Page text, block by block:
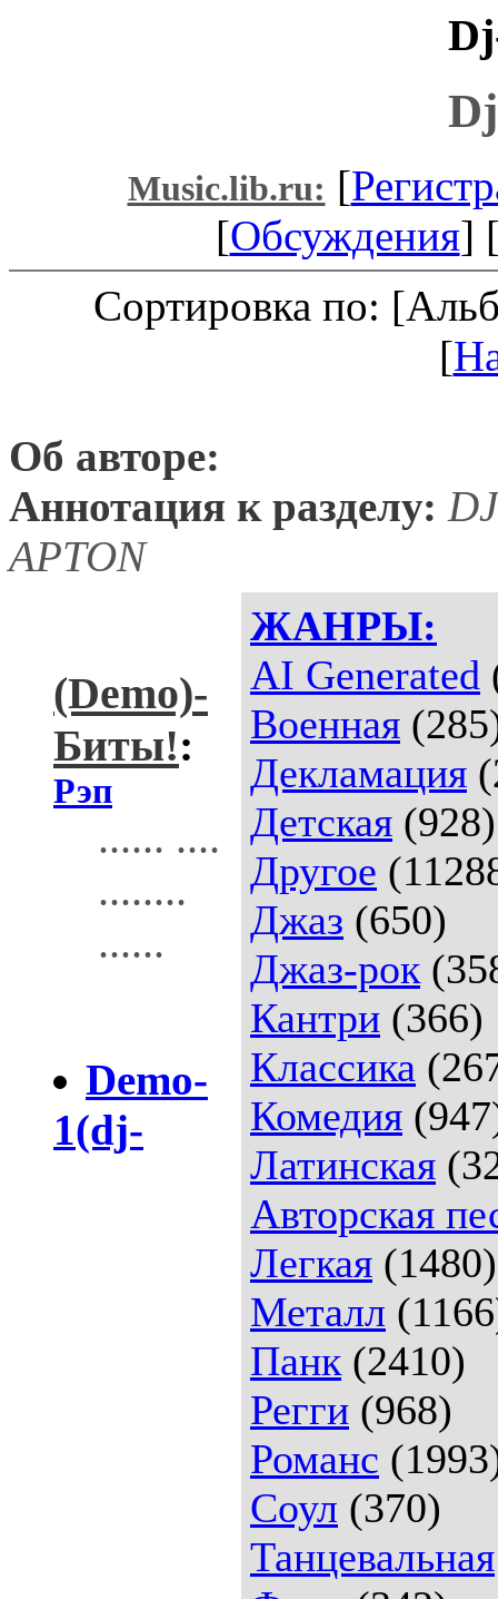
Music.lib.ru: [
[Обсуждения]
Сортировка по:
[
Об авторе:
Аннотация к разделу:
APTON
ЖАНРЫ:
AI Generated
Военная
Декламация
Детская (928)
Другое
Джаз (650)
Джаз-рок
Кантри (366)
Классика
Комедия
Латинская
Авторская
Легкая (1480)
Металл
Панк (2410)
Регги (968)
Романс
Соул (370)
Танцевальная
(Demo)-
Биты!:
Рэп
...... ....
........
......
Demo-
1(dj-